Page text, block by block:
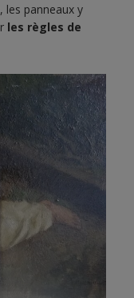
les panneaux y
les règles de